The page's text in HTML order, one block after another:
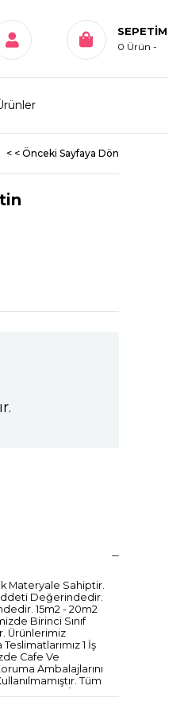
SEPETIM
0 Ürün
< < Önceki Sayfaya Dön
Materyale Sahiptir.
Değerindedir.
15m2 - 20m2
Birinci Sınıf
Ürünlerimiz
1 İş
Cafe Ve
Ambalajlarını
Tüm
Koli İçinde